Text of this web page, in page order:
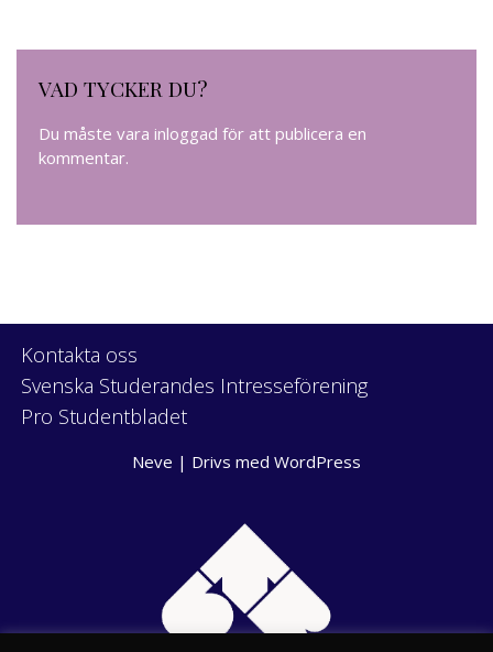
VAD TYCKER DU?
Du måste vara inloggad för att publicera en
kommentar.
Kontakta oss
Svenska Studerandes Intresseförening
Pro Studentbladet
Neve | Drivs med WordPress